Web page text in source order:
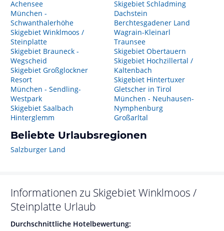
Achensee
München -
Schwanthalerhöhe
Skigebiet Winklmoos /
Steinplatte
Skigebiet Brauneck -
Wegscheid
Skigebiet Großglockner
Resort
München - Sendling-
Westpark
Skigebiet Saalbach
Hinterglemm
Skigebiet Schladming
Dachstein
Berchtesgadener Land
Wagrain-Kleinarl
Traunsee
Skigebiet Obertauern
Skigebiet Hochzillertal /
Kaltenbach
Skigebiet Hintertuxer
Gletscher in Tirol
München - Neuhausen-
Nymphenburg
Großarltal
Beliebte Urlaubsregionen
Salzburger Land
Informationen zu Skigebiet Winklmoos /
Steinplatte Urlaub
Durchschnittliche Hotelbewertung: